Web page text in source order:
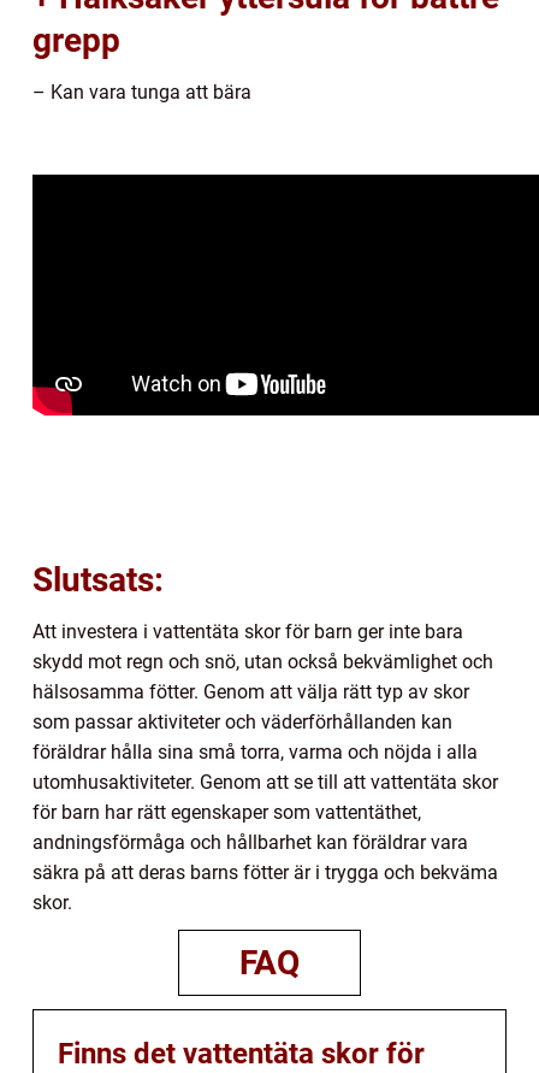
grepp
– Kan vara tunga att bära
Slutsats:
Att investera i vattentäta skor för barn ger inte bara
skydd mot regn och snö, utan också bekvämlighet och
hälsosamma fötter. Genom att välja rätt typ av skor
som passar aktiviteter och väderförhållanden kan
föräldrar hålla sina små torra, varma och nöjda i alla
utomhusaktiviteter. Genom att se till att vattentäta skor
för barn har rätt egenskaper som vattentäthet,
andningsförmåga och hållbarhet kan föräldrar vara
säkra på att deras barns fötter är i trygga och bekväma
skor.
FAQ
Finns det vattentäta skor för